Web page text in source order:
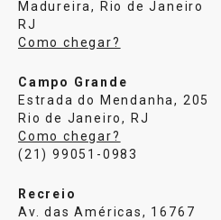
Madureira, Rio de Janeiro
RJ
Como chegar?
Campo Grande
Estrada do Mendanha, 205
Rio de Janeiro, RJ
Como chegar?
(21) 99051-0983
Recreio
Av. das Américas, 16767